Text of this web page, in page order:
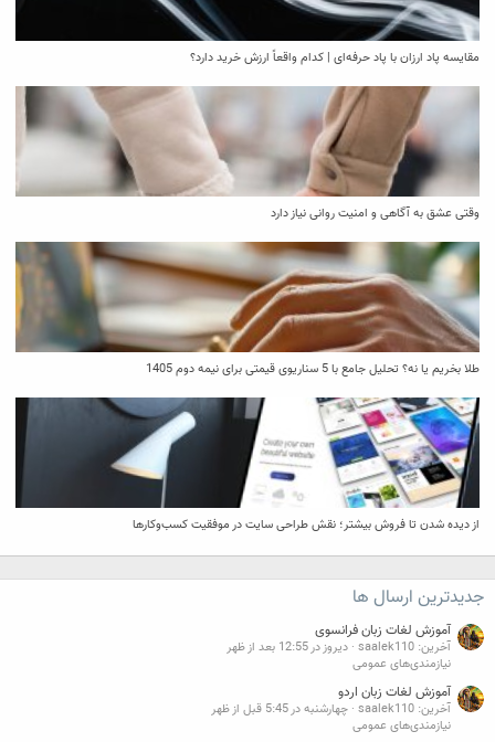
مقایسه پاد ارزان با پاد حرفه‌ای | کدام واقعاً ارزش خرید دارد؟
وقتی عشق به آگاهی و امنیت روانی نیاز دارد
طلا بخریم یا نه؟ تحلیل جامع با 5 سناریوی قیمتی برای نیمه دوم 1405
از دیده شدن تا فروش بیشتر؛ نقش طراحی سایت در موفقیت کسب‌وکارها
جدیدترین ارسال ها
آموزش لغات زبان فرانسوی
آخرین: saalek110
دیروز در 12:55 بعد از ظهر
نیازمندی‌های عمومی
آموزش لغات زبان اردو
آخرین: saalek110
چهارشنبه در 5:45 قبل از ظهر
نیازمندی‌های عمومی